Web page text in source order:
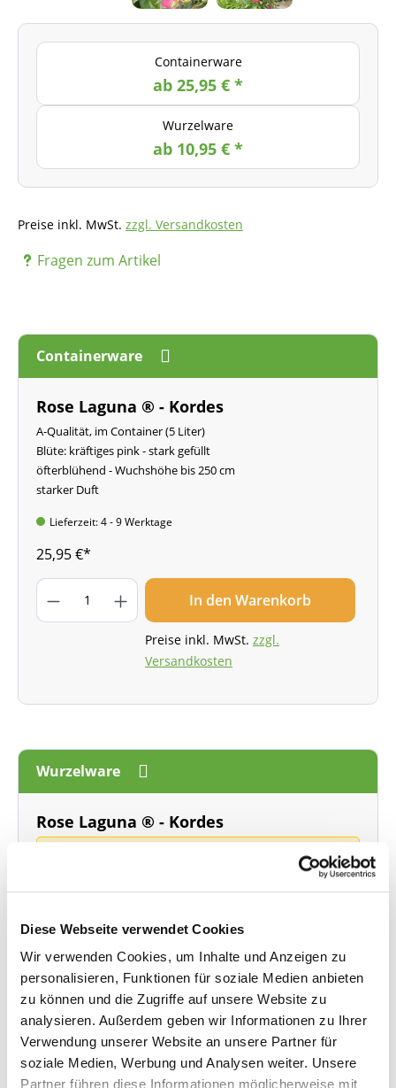
Diese Webseite verwendet Cookies
Wir verwenden Cookies, um Inhalte und Anzeigen zu
personalisieren, Funktionen für soziale Medien anbieten
zu können und die Zugriffe auf unsere Website zu
analysieren. Außerdem geben wir Informationen zu Ihrer
Verwendung unserer Website an unsere Partner für
soziale Medien, Werbung und Analysen weiter. Unsere
Partner führen diese Informationen möglicherweise mit
Containerware
ab 25,95 € *
Wurzelware
ab 10,95 € *
Preise inkl. MwSt. zzgl. Versandkosten
Fragen zum Artikel
Containerware
Rose Laguna ® - Kordes
A-Qualität, im Container (5 Liter)
Blüte: kräftiges pink - stark gefüllt
öfterblühend - Wuchshöhe bis 250 cm
starker Duft
Lieferzeit: 4 - 9 Werktage
25,95 €*
In den Warenkorb
Preise inkl. MwSt. zzgl.
Versandkosten
Wurzelware
Rose Laguna ® - Kordes
öfterblühend - Wuchshöhe bis 250 cm
starker Duft
Lieferzeit: 4 - 9 Werktage
Menge Stückpreis
Bis4
11,95 €*
10,95 €*